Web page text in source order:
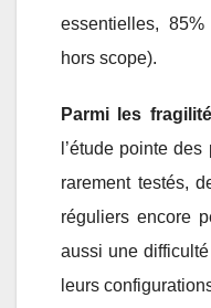
essentielles,
hors scope).
Parmi les
l’étude pointe
rarement testés,
réguliers encore
aussi une
leurs